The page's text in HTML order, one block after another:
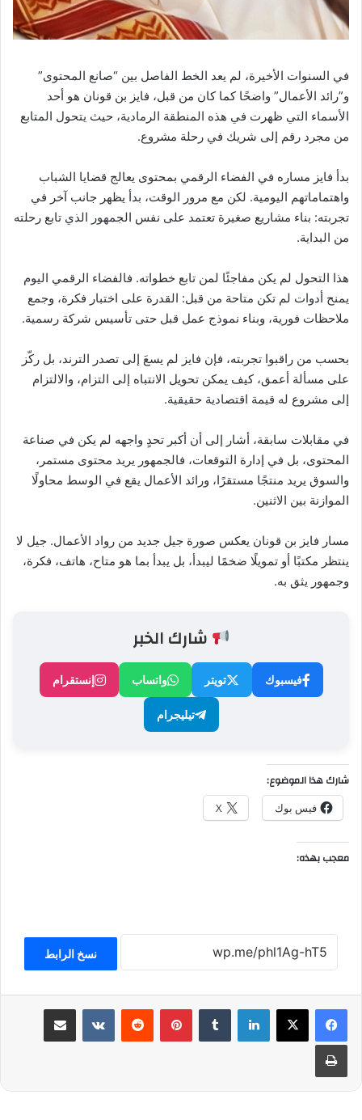
في السنوات الأخيرة، لم يعد الخط الفاصل بين “صانع المحتوى”
و”رائد الأعمال” واضحًا كما كان من قبل، فايز بن قونان هو أحد
الأسماء التي ظهرت في هذه المنطقة الرمادية، حيث يتحول المتابع
من مجرد رقم إلى شريك في رحلة مشروع.
بدأ فايز مساره في الفضاء الرقمي بمحتوى يعالج قضايا الشباب
واهتماماتهم اليومية. لكن مع مرور الوقت، بدأ يظهر جانب آخر في
تجربته: بناء مشاريع صغيرة تعتمد على نفس الجمهور الذي تابع رحلته
من البداية.
هذا التحول لم يكن مفاجئًا لمن تابع خطواته. فالفضاء الرقمي اليوم
يمنح أدوات لم تكن متاحة من قبل: القدرة على اختبار فكرة، وجمع
ملاحظات فورية، وبناء نموذج عمل قبل حتى تأسيس شركة رسمية.
بحسب من راقبوا تجربته، فإن فايز لم يسعَ إلى تصدر الترند، بل ركّز
على مسألة أعمق، كيف يمكن تحويل الانتباه إلى التزام، والالتزام
إلى مشروع له قيمة اقتصادية حقيقية.
في مقابلات سابقة، أشار إلى أن أكبر تحدٍ واجهه لم يكن في صناعة
المحتوى، بل في إدارة التوقعات، فالجمهور يريد محتوى مستمر،
والسوق يريد منتجًا مستقرًا، ورائد الأعمال يقع في الوسط محاولًا
الموازنة بين الاثنين.
مسار فايز بن قونان يعكس صورة جيل جديد من رواد الأعمال. جيل لا
ينتظر مكتبًا أو تمويلًا ضخمًا ليبدأ، بل يبدأ بما هو متاح، هاتف، فكرة،
وجمهور يثق به.
شارك الخبر
فيسبوك تويتر واتساب إنستقرام
تيليجرام
شارك هذا الموضوع:
فيس بوك X
معجب بهذه:
نسخ الرابط
لينكدإن بينتيريست مشاركة عبر البريد
طباعة